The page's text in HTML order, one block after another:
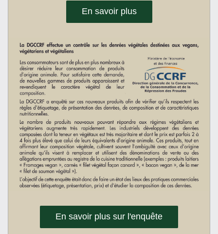
En savoir plus
En savoir plus sur l'enquête